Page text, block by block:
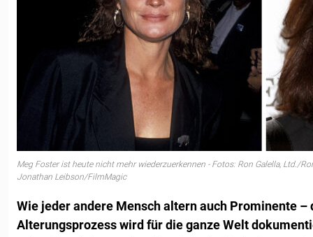
Meg Foster ist heute nicht mehr wiederzuerkennen - Fotos: Ron Galella, Ltd./
Jonathan Leibson/FilmMagic
Wie jeder andere Mensch altern auch Prominente
Alterungsprozess wird für die ganze Welt